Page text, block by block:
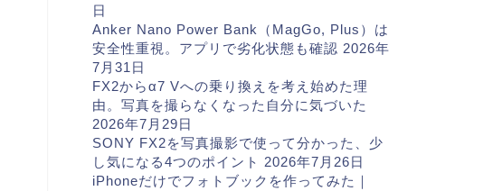
日
Anker Nano Power Bank（MagGo, Plus）は
安全性重視。アプリで劣化状態も確認 2026年
7月31日
FX2からα7 Vへの乗り換えを考え始めた理
由。写真を撮らなくなった自分に気づいた
2026年7月29日
SONY FX2を写真撮影で使って分かった、少
し気になる4つのポイント 2026年7月26日
iPhoneだけでフォトブックを作ってみた｜